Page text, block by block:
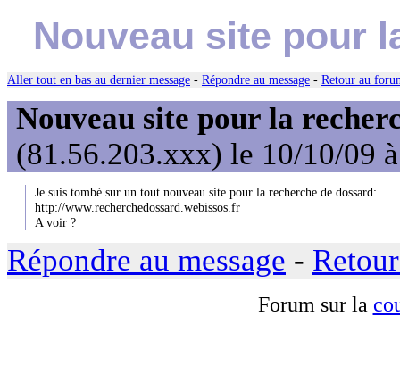
Nouveau site pour
Aller tout en bas au dernier message - Répondre au message - Retour au
Nouveau site pour la
(81.56.203.xxx) le 10/10/09
Je suis tombé sur un tout nouveau site pour la recherche de dossard:
http://www.recherchedossard.webissos.fr
A voir ?
Répondre au message -
Forum sur la